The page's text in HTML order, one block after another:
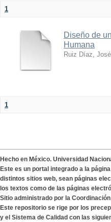
1
Diseño de
Humana
Ruiz Díaz,
1
Hecho en México. Universidad
Este es un portal integrado a la
distintos sitios web, sean páginas
los textos como de las páginas
Sitio administrado por la
Este repositorio se rige por los
y el Sistema de Calidad con las